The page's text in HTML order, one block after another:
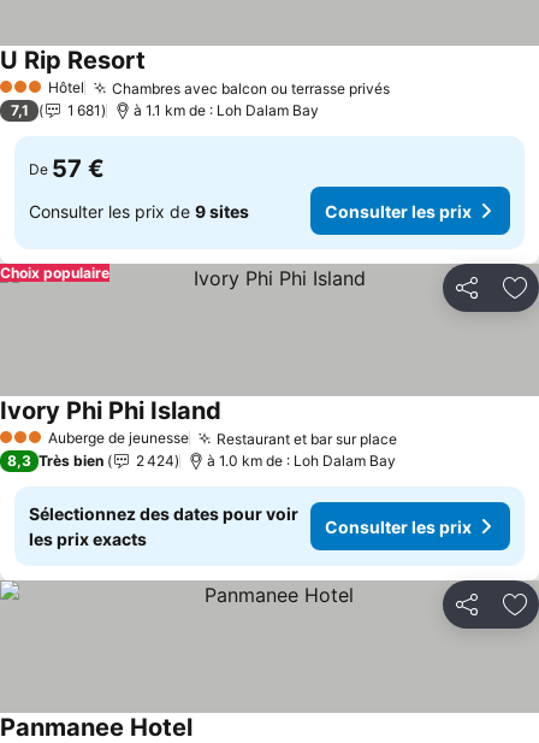
3 ÉtoilesHôtel Chambres avec balcon ou terrasse privés
U Rip Resort
7,1 1 681 à 1.1 km de : Loh Dalam Bay
De 57 €
Consulter les prix de 9 sites Consulter les prix
Partager
Choix populaire
3 ÉtoilesAuberge de jeunesse Restaurant et bar sur place
Ivory Phi Phi Island
8,3 Très bien 2 424 à 1.0 km de : Loh Dalam Bay
Sélectionnez des dates pour voir
les prix exacts
Consulter les prix
Partager
Panmanee Hotel